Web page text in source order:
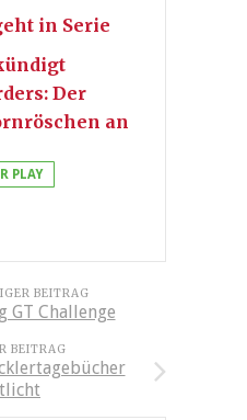
in Serie
Der
an
PLAY
BEITRAG
GT Challenge
BEITRAG